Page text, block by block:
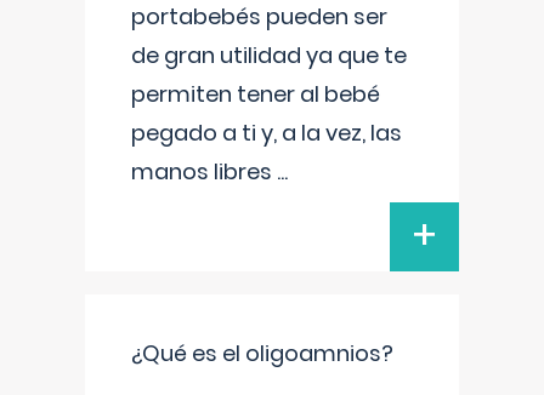
portabebés pueden ser
de gran utilidad ya que te
permiten tener al bebé
pegado a ti y, a la vez, las
manos libres ...
+
¿Qué es el oligoamnios?